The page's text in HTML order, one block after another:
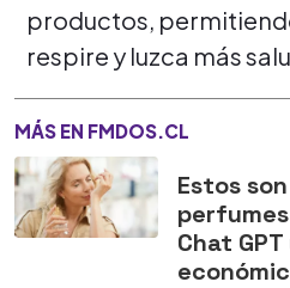
productos,
respire y luzca más
MÁS EN FMDOS.CL
Estos
Chat